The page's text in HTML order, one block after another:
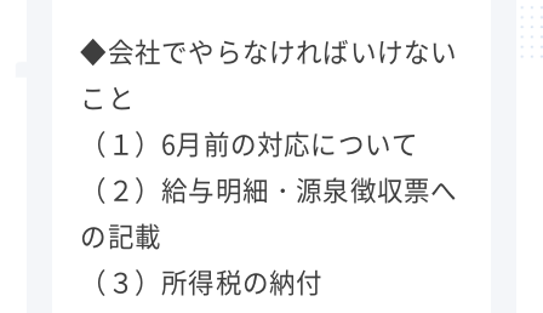
◆会社でやらなければいけない
こと
（１）6月前の対応について
（２）給与明細・源泉徴収票へ
の記載
（３）所得税の納付